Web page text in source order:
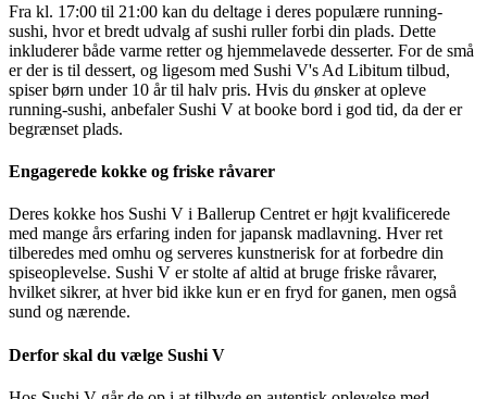
Fra kl. 17:00 til 21:00 kan du deltage i deres populære running-
sushi, hvor et bredt udvalg af sushi ruller forbi din plads. Dette
inkluderer både varme retter og hjemmelavede desserter. For de små
er der is til dessert, og ligesom med Sushi V's Ad Libitum tilbud,
spiser børn under 10 år til halv pris. Hvis du ønsker at opleve
running-sushi, anbefaler Sushi V at booke bord i god tid, da der er
begrænset plads.
Engagerede kokke og friske råvarer
Deres kokke hos Sushi V i Ballerup Centret er højt kvalificerede
med mange års erfaring inden for japansk madlavning. Hver ret
tilberedes med omhu og serveres kunstnerisk for at forbedre din
spiseoplevelse. Sushi V er stolte af altid at bruge friske råvarer,
hvilket sikrer, at hver bid ikke kun er en fryd for ganen, men også
sund og nærende.
Derfor skal du vælge Sushi V